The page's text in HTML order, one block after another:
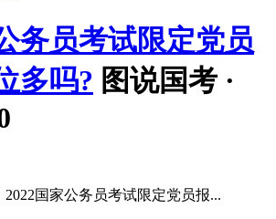
务员考试限定党员
多吗? 图说国考 ·
国家公务员考试限定党员报...